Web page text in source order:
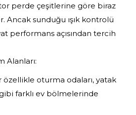
perde çeşitlerine göre biraz
Ancak sunduğu ışık kontrolü
performans açısından tercih
Alanları:
oturma odaları, yatak
farklı ev bölmelerinde